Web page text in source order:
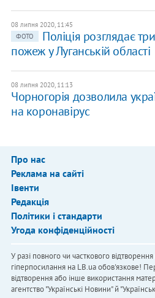
08 липня 2020, 11:45
ФОТО
Поліція розглядає
пожеж у Луганській області
08 липня 2020, 11:13
Чорногорія дозволила
на коронавірус
Про нас
Реклама на сайті
Івенти
Редакція
Політики і стандарти
Угода конфіденційності
У разі повного чи часткового
гіперпосилання на LB.ua обов'язкове!
відтворення або інше використання
агентство "Українськi Новини" й